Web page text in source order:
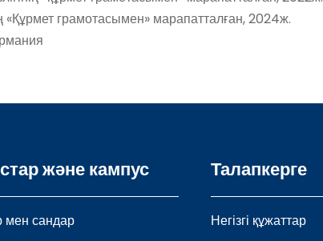
грамотасымен» марапатталған, 2024ж.
және кампус
мен сандар
Талапкерге
Негізгі құжаттар